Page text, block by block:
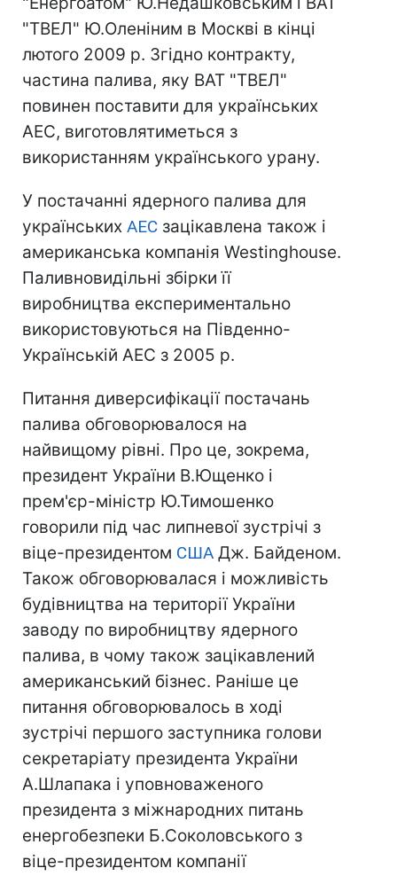
"ТВЕЛ" Ю.Оленіним в Москві в кінці
лютого 2009 р. Згідно контракту,
частина палива, яку ВАТ "ТВЕЛ"
повинен поставити для українських
АЕС, виготовлятиметься з
використанням українського урану.
У постачанні ядерного палива для
українських АЕС зацікавлена також і
американська компанія Westinghouse.
Паливновидільні збірки її
виробництва експериментально
використовуються на Південно-
Українській АЕС з 2005 р.
Питання диверсифікації постачань
палива обговорювалося на
найвищому рівні. Про це, зокрема,
президент України В.Ющенко і
прем'єр-міністр Ю.Тимошенко
говорили під час липневої зустрічі з
віце-президентом США Дж. Байденом.
Також обговорювалася і можливість
будівництва на території України
заводу по виробництву ядерного
палива, в чому також зацікавлений
американський бізнес. Раніше це
питання обговорювалось в ході
зустрічі першого заступника голови
секретаріату президента України
А.Шлапака і уповноваженого
президента з міжнародних питань
енергобезпеки Б.Соколовського з
віце-президентом компанії